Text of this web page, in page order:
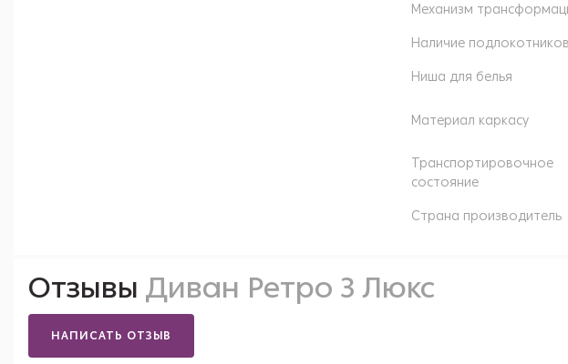
Механизм
Наличие подлокотников
Ниша для белья
Материал каркасу
Транспортировочное
состояние
Страна производитель
Отзывы Диван Ретро 3 Люкс
НАПИСАТЬ ОТЗЫВ